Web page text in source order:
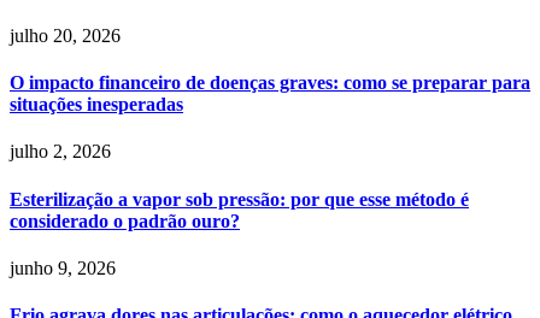
julho 20, 2026
O impacto financeiro de doenças graves: como se preparar para
situações inesperadas
julho 2, 2026
Esterilização a vapor sob pressão: por que esse método é
considerado o padrão ouro?
junho 9, 2026